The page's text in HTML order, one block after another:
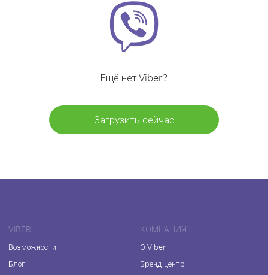
Ещё нет Viber?
Загрузить сейчас
VIBER
Возможности
Блог
КОМПАНИЯ
О Viber
Бренд-центр